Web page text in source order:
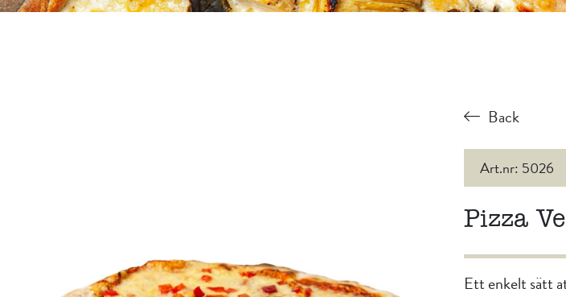
Back
Art.nr: 5026
Pizza
Ett enkelt sätt